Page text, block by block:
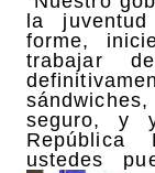
la
forme,
trabajar
seguro, y
República
ustedes